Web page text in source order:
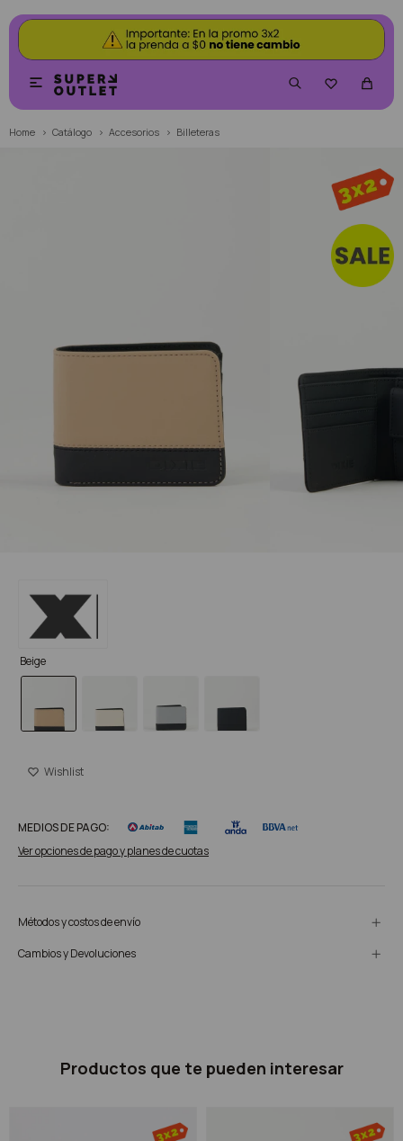


Home Catálogo Accesorios Billeteras
Beige
MEDIOS DE PAGO:
Ver opciones de pago y planes de cuotas
Métodos y costos de envío
Cambios y Devoluciones
Productos que te pueden interesar